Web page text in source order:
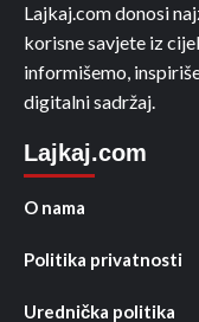
Lajkaj.com donosi
korisne savjete iz
informišemo,
digitalni sadržaj.
Lajkaj.com
O nama
Politika privatnosti
Urednička politika